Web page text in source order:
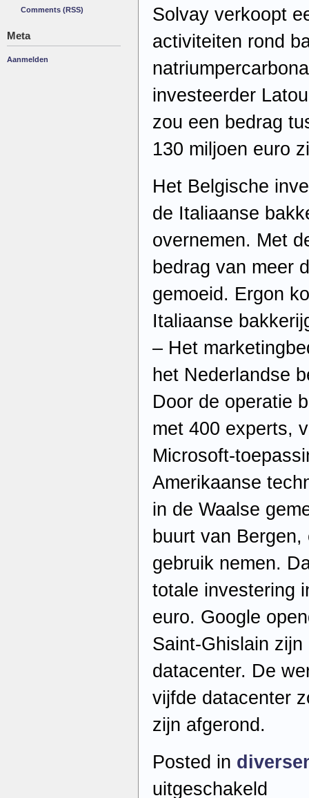
Comments (RSS)
Meta
Aanmelden
Solvay verkoopt
activiteiten rond
investeerder
zou een bedrag
130 miljoen euro
Het Belgische
de Italiaanse
overnemen. Met
bedrag van meer
gemoeid. Ergon
Italiaanse
– Het
het Nederlandse
Door de operatie
met 400 experts,
Microsoft-
Amerikaanse
in de Waalse
buurt van
gebruik nemen.
totale investering
euro. Google
Saint-Ghislain
datacenter. De
vijfde datacenter
zijn afgerond.
Posted in
uitgeschakeld